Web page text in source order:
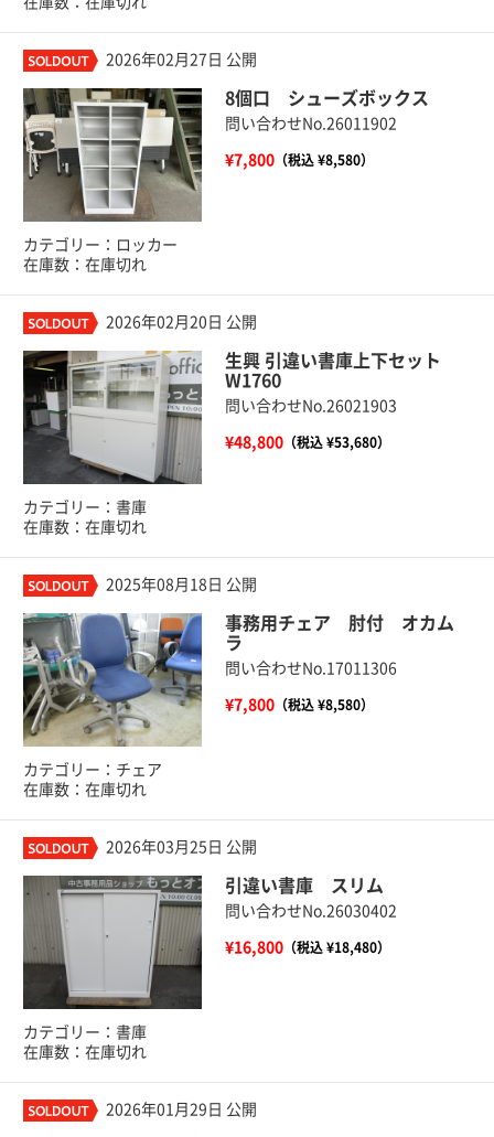
2026年02月27日 公開
8個口 シューズボックス
問い合わせNo.26011902
¥7,800（税込 ¥8,580）
カテゴリー：ロッカー
在庫数：在庫切れ
2026年02月20日 公開
生興 引違い書庫上下セット
W1760
問い合わせNo.26021903
¥48,800（税込 ¥53,680）
カテゴリー：書庫
在庫数：在庫切れ
2025年08月18日 公開
事務用チェア 肘付 オカム
ラ
問い合わせNo.17011306
¥7,800（税込 ¥8,580）
カテゴリー：チェア
在庫数：在庫切れ
2026年03月25日 公開
引違い書庫 スリム
問い合わせNo.26030402
¥16,800（税込 ¥18,480）
カテゴリー：書庫
在庫数：在庫切れ
2026年01月29日 公開